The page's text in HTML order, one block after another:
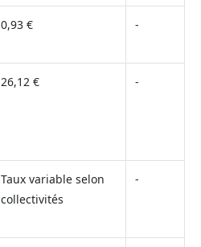
0,93 € -
26,12 € -
Taux variable selon
collectivités
-